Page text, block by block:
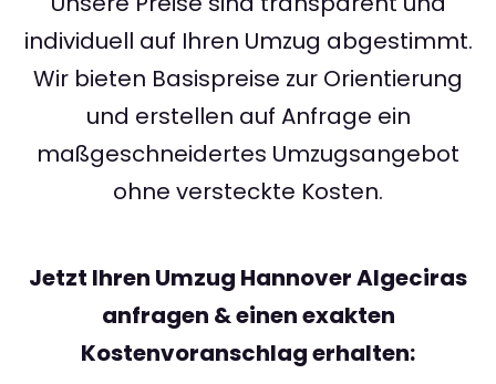
individuell auf Ihren Umzug abgestimmt.
Wir bieten Basispreise zur Orientierung
und erstellen auf Anfrage ein
maßgeschneidertes Umzugsangebot
ohne versteckte Kosten.
Jetzt Ihren Umzug Hannover Algeciras
anfragen & einen exakten
Kostenvoranschlag erhalten: